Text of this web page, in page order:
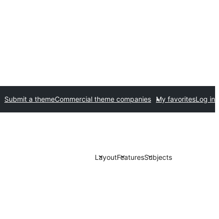
Submit a themeCommercial theme companies My favoritesLog in
LayoutFeaturesSubjects